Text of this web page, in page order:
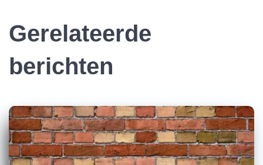
Gerelateerde
berichten